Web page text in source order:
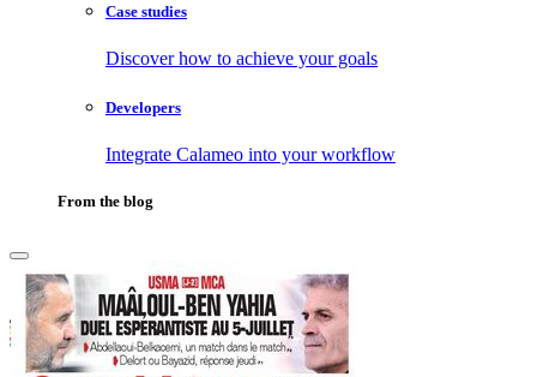
Case studies
Discover how to achieve your goals
Developers
Integrate Calameo into your workflow
From the blog